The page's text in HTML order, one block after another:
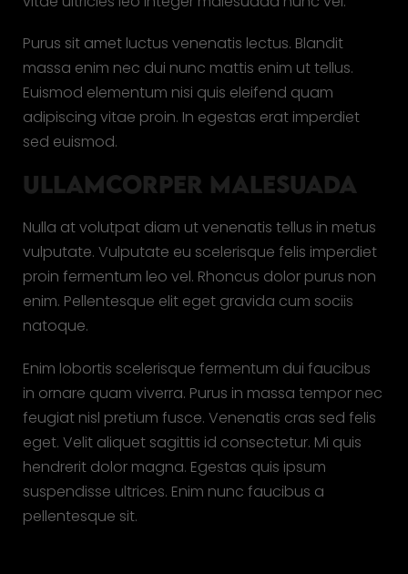
Purus sit amet luctus venenatis lectus. Blandit
massa enim nec dui nunc mattis enim ut tellus.
Euismod elementum nisi quis eleifend quam
adipiscing vitae proin. In egestas erat imperdiet
sed euismod.
ULLAMCORPER MALESUADA
Nulla at volutpat diam ut venenatis tellus in metus
vulputate. Vulputate eu scelerisque felis imperdiet
proin fermentum leo vel. Rhoncus dolor purus non
enim. Pellentesque elit eget gravida cum sociis
natoque.
Enim lobortis scelerisque fermentum dui faucibus
in ornare quam viverra. Purus in massa tempor nec
feugiat nisl pretium fusce. Venenatis cras sed felis
eget. Velit aliquet sagittis id consectetur. Mi quis
hendrerit dolor magna. Egestas quis ipsum
suspendisse ultrices. Enim nunc faucibus a
pellentesque sit.